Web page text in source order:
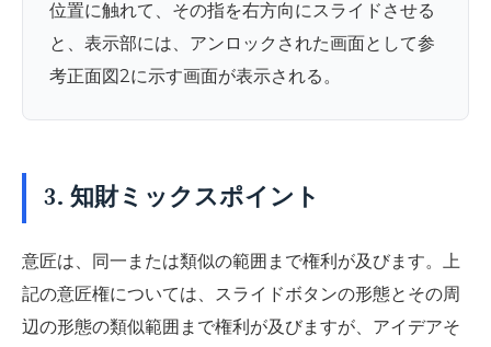
位置に触れて、その指を右方向にスライドさせる
と、表示部には、アンロックされた画面として参
考正面図2に示す画面が表示される。
3. 知財ミックスポイント
意匠は、同一または類似の範囲まで権利が及びます。上
記の意匠権については、スライドボタンの形態とその周
辺の形態の類似範囲まで権利が及びますが、アイデアそ